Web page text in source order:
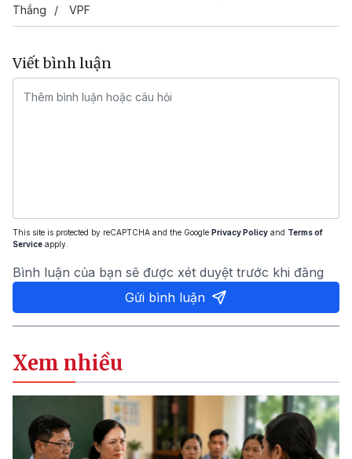
Thắng
VPF
Viết bình luận
This site is protected by reCAPTCHA and the Google Privacy Policy and Terms of
Service apply.
Bình luận của bạn sẽ được xét duyệt trước khi đăng
Gửi bình luận
Xem nhiều